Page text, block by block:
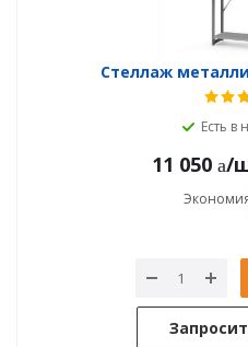
Стеллаж
Есть в
11 050 /